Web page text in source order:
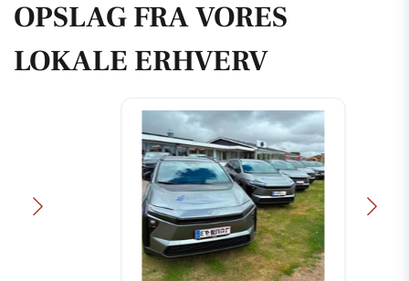
OPSLAG FRA VORES
LOKALE ERHVERV